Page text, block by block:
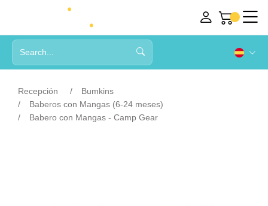
Recepción
Bumkins
Baberos con Mangas (6-24 meses)
Babero con Mangas - Camp Gear